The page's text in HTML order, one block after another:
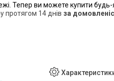
Тепер ви можете купити
протягом 14 днів за